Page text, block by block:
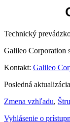
Technický
Galileo Corporation
Kontakt: Galileo
Posledná
Zmena vzhľadu,
Vyhlásenie o